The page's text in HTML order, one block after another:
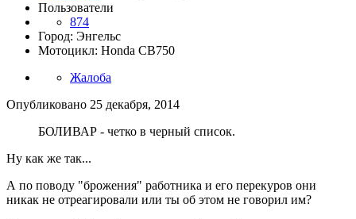
Пользователи
874
Город: Энгельс
Мотоцикл: Honda CB750
Жалоба
Опубликовано 25 декабря, 2014
БОЛИВАР - четко в черный список.
Ну как же так...
А по поводу "брожения" работника и его перекуров они
никак не отреагировали или ты об этом не говорил им?